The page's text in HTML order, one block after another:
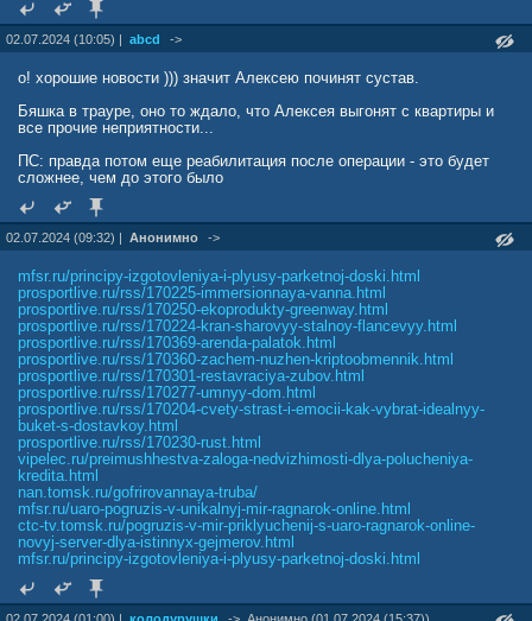
02.07.2024 (10:05) | abcd ->
о! хорошие новости ))) значит Алексею починят сустав.
Бяшка в трауре, оно то ждало, что Алексея выгонят с квартиры и
все прочие неприятности...
ПС: правда потом еще реабилитация после операции - это будет
сложнее, чем до этого было
02.07.2024 (09:32) | Анонимно ->
mfsr.ru/principy-izgotovleniya-i-plyusy-parketnoj-doski.html
prosportlive.ru/rss/170225-immersionnaya-vanna.html
prosportlive.ru/rss/170250-ekoprodukty-greenway.html
prosportlive.ru/rss/170224-kran-sharovyy-stalnoy-flancevyy.html
prosportlive.ru/rss/170369-arenda-palatok.html
prosportlive.ru/rss/170360-zachem-nuzhen-kriptoobmennik.html
prosportlive.ru/rss/170301-restavraciya-zubov.html
prosportlive.ru/rss/170277-umnyy-dom.html
prosportlive.ru/rss/170204-cvety-strast-i-emocii-kak-vybrat-idealnyy-
buket-s-dostavkoy.html
prosportlive.ru/rss/170230-rust.html
vipelec.ru/preimushhestva-zaloga-nedvizhimosti-dlya-polucheniya-
kredita.html
nan.tomsk.ru/gofrirovannaya-truba/
mfsr.ru/uaro-pogruzis-v-unikalnyj-mir-ragnarok-online.html
ctc-tv.tomsk.ru/pogruzis-v-mir-priklyuchenij-s-uaro-ragnarok-online-
novyj-server-dlya-istinnyx-gejmerov.html
mfsr.ru/principy-izgotovleniya-i-plyusy-parketnoj-doski.html